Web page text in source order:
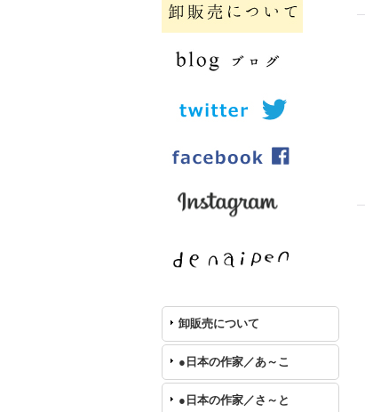
卸販売について
●日本の作家／あ～こ
●日本の作家／さ～と